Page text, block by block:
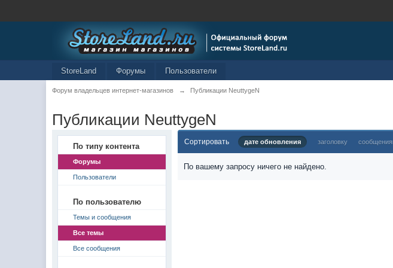
StoreLand Форумы Пользователи
Форум владельцев интернет-магазинов → Публикации NeuttygeN
Публикации NeuttygeN
По типу контента
Форумы
Пользователи
По пользователю
Темы и сообщения
Все темы
Все сообщения
Сортировать дате обновления заголовку
По вашему запросу ничего не найдено.